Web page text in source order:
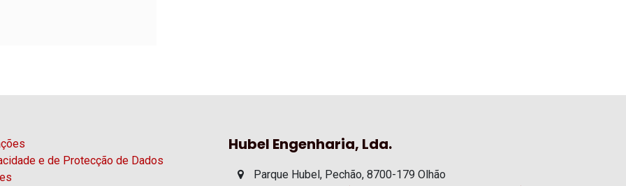
Hubel Engenharia, Lda.
Parque Hubel, Pechão, 8700-179 Olhão
e de Protecção de Dados